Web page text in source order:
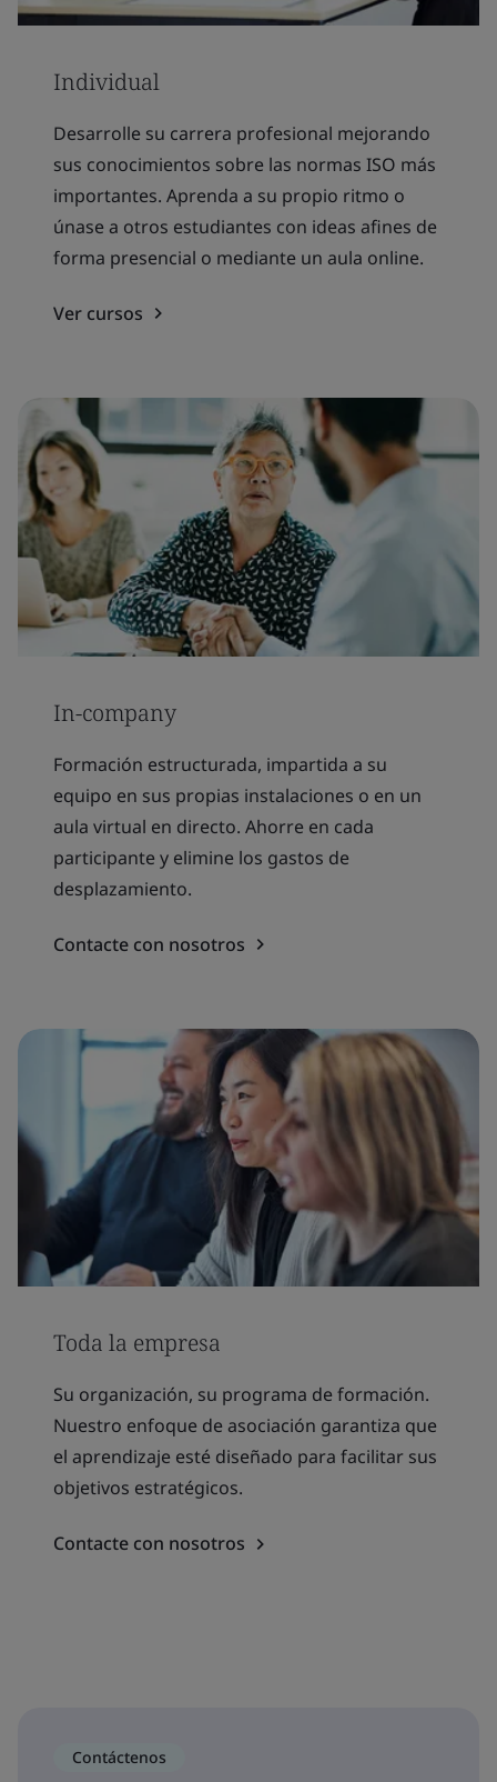
Individual
Desarrolle su carrera profesional mejorando
sus conocimientos sobre las normas ISO más
importantes. Aprenda a su propio ritmo o
únase a otros estudiantes con ideas afines de
forma presencial o mediante un aula online.
Ver cursos
In-company
Formación estructurada, impartida a su
equipo en sus propias instalaciones o en un
aula virtual en directo. Ahorre en cada
participante y elimine los gastos de
desplazamiento.
Contacte con nosotros
Toda la empresa
Su organización, su programa de formación.
Nuestro enfoque de asociación garantiza que
el aprendizaje esté diseñado para facilitar sus
objetivos estratégicos.
Contacte con nosotros
Contáctenos